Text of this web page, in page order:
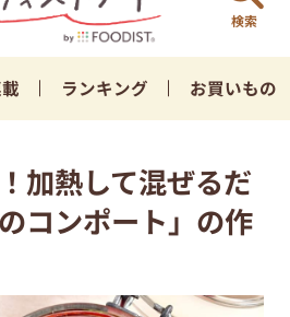
検索
ランキング お買いもの
加熱して混ぜるだ
コンポート」の作